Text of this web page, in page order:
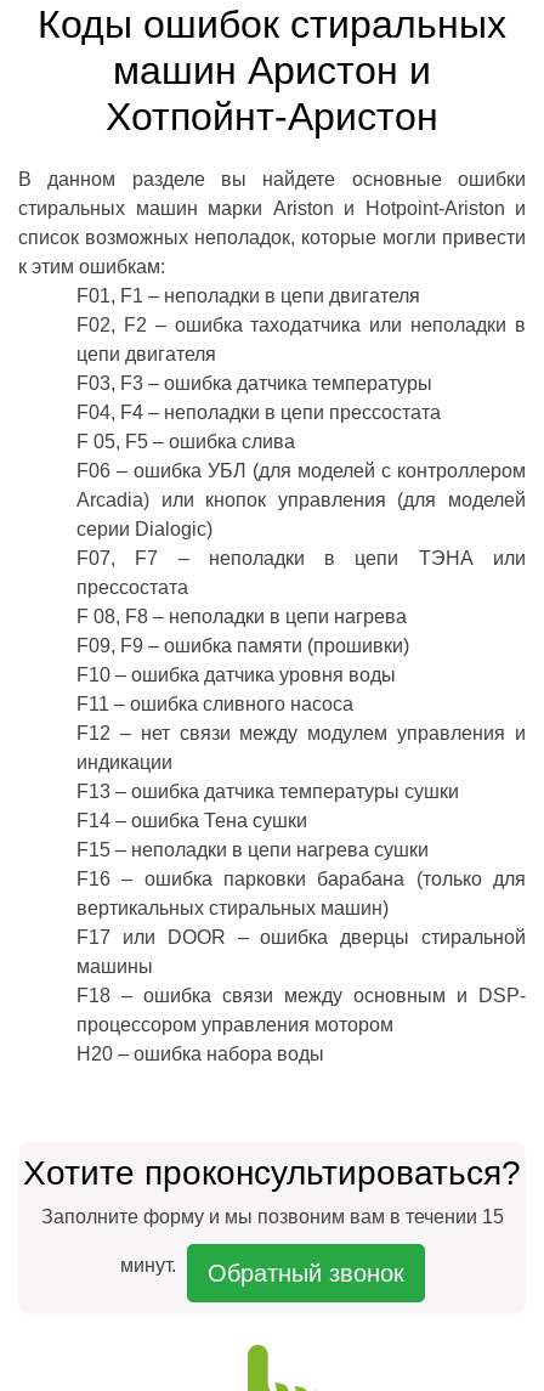
Коды ошибок стиральных
машин Аристон и
Хотпойнт-Аристон
В данном разделе вы найдете основные ошибки
стиральных машин марки Ariston и Hotpoint-Ariston и
список возможных неполадок, которые могли привести
к этим ошибкам:
F01, F1 – неполадки в цепи двигателя
F02, F2 – ошибка таходатчика или неполадки в
цепи двигателя
F03, F3 – ошибка датчика температуры
F04, F4 – неполадки в цепи прессостата
F 05, F5 – ошибка слива
F06 – ошибка УБЛ (для моделей с контроллером
Arcadia) или кнопок управления (для моделей
серии Dialogic)
F07, F7 – неполадки в цепи ТЭНА или
прессостата
F 08, F8 – неполадки в цепи нагрева
F09, F9 – ошибка памяти (прошивки)
F10 – ошибка датчика уровня воды
F11 – ошибка сливного насоса
F12 – нет связи между модулем управления и
индикации
F13 – ошибка датчика температуры сушки
F14 – ошибка Тена сушки
F15 – неполадки в цепи нагрева сушки
F16 – ошибка парковки барабана (только для
вертикальных стиральных машин)
F17 или DOOR – ошибка дверцы стиральной
машины
F18 – ошибка связи между основным и DSP-
процессором управления мотором
H20 – ошибка набора воды
Хотите проконсультироваться?
Заполните форму и мы позвоним вам в течении 15
минут. Обратный звонок